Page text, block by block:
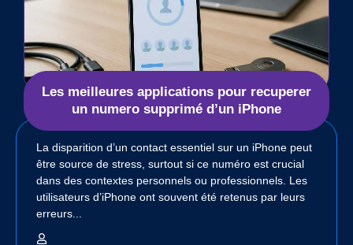
Les meilleures applications pour recuperer
un numero supprimé d’un iPhone
La disparition d’un contact essentiel sur un iPhone peut
être source de stress, surtout si ce numéro est crucial
dans des contextes personnels ou professionnels. Les
utilisateurs d’iPhone ont souvent été retenus par leurs
erreurs...